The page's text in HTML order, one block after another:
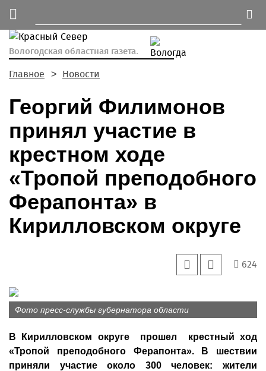
Вологодская областная газета.
Главное Новости
Георгий Филимонов
принял участие в
крестном ходе
«Тропой преподобного
Ферапонта» в
Кирилловском округе
624
Фото пресс-службы губернатора области
В Кирилловском округе прошел крестный ход
«Тропой преподобного Ферапонта». В шествии
приняли участие около 300 человек: жители